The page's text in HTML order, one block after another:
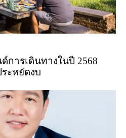
ด์การเดินทางในปี 2568
ะหยัดงบ